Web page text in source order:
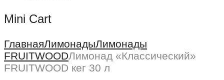
Mini Cart
ГлавнаяЛимонадыЛимонады
FRUITWOODЛимонад «Классический»
FRUITWOOD кег 30 л